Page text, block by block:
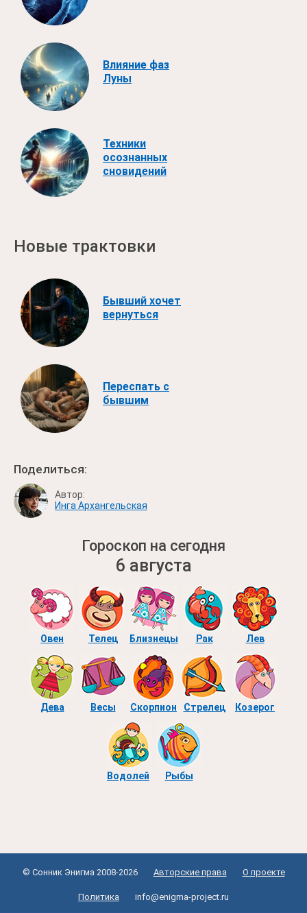
Влияние фаз
Луны
Техники
осознанных
сновидений
Новые трактовки
Бывший хочет
вернуться
Переспать с
бывшим
Поделиться:
Автор:
Инга Архангельская
Гороскоп на сегодня
6 августа
Овен Телец Близнецы Рак Лев
Дева Весы Скорпион Стрелец Козерог
Водолей Рыбы
© Сонник Энигма 2008-2026 Авторские права О проекте
Политика info@enigma-project.ru